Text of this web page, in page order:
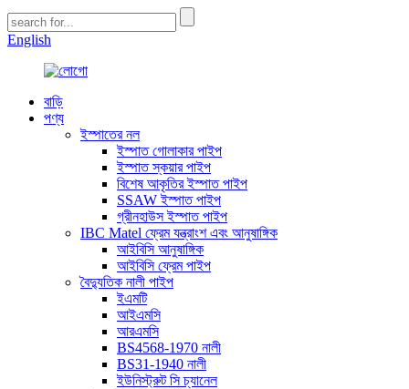
English
বাড়ি
পণ্য
ইস্পাতের নল
ইস্পাত গোলাকার পাইপ
ইস্পাত স্কয়ার পাইপ
বিশেষ আকৃতির ইস্পাত পাইপ
SSAW ইস্পাত পাইপ
গ্রীনহাউস ইস্পাত পাইপ
IBC Matel ফ্রেম যন্ত্রাংশ এবং আনুষাঙ্গিক
আইবিসি আনুষাঙ্গিক
আইবিসি ফ্রেম পাইপ
বৈদ্যুতিক নালী পাইপ
ইএমটি
আইএমসি
আরএমসি
BS4568-1970 নালী
BS31-1940 নালী
ইউনিস্ট্রুট সি চ্যানেল